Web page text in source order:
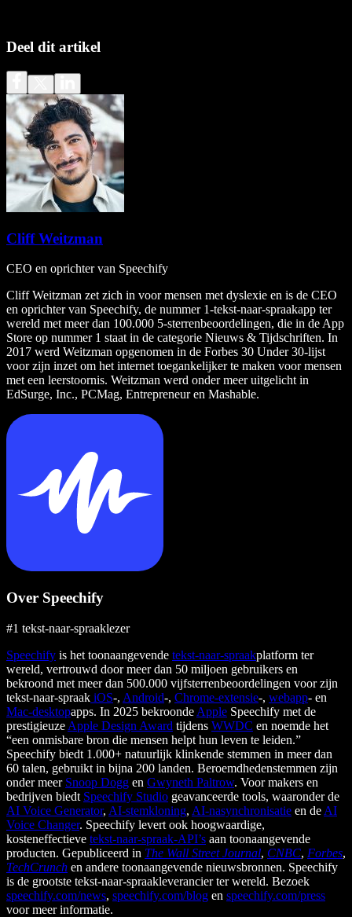
Deel dit artikel
Cliff Weitzman
CEO en oprichter van Speechify
Cliff Weitzman zet zich in voor mensen met dyslexie en is de CEO
en oprichter van Speechify, de nummer 1-tekst-naar-spraakapp ter
wereld met meer dan 100.000 5-sterrenbeoordelingen, die in de App
Store op nummer 1 staat in de categorie Nieuws & Tijdschriften. In
2017 werd Weitzman opgenomen in de Forbes 30 Under 30-lijst
voor zijn inzet om het internet toegankelijker te maken voor mensen
met een leerstoornis. Weitzman werd onder meer uitgelicht in
EdSurge, Inc., PCMag, Entrepreneur en Mashable.
Over Speechify
#1 tekst-naar-spraaklezer
Speechify is het toonaangevende tekst-naar-spraakplatform ter
wereld, vertrouwd door meer dan 50 miljoen gebruikers en
bekroond met meer dan 500.000 vijfsterrenbeoordelingen voor zijn
tekst-naar-spraak iOS-, Android-, Chrome-extensie-, webapp- en
Mac-desktopapps. In 2025 bekroonde Apple Speechify met de
prestigieuze Apple Design Award tijdens WWDC en noemde het
“een onmisbare bron die mensen helpt hun leven te leiden.”
Speechify biedt 1.000+ natuurlijk klinkende stemmen in meer dan
60 talen, gebruikt in bijna 200 landen. Beroemdhedenstemmen zijn
onder meer Snoop Dogg en Gwyneth Paltrow. Voor makers en
bedrijven biedt Speechify Studio geavanceerde tools, waaronder de
AI Voice Generator, AI-stemkloning, AI-nasynchronisatie en de AI
Voice Changer. Speechify levert ook hoogwaardige,
kosteneffectieve tekst-naar-spraak-API’s aan toonaangevende
producten. Gepubliceerd in The Wall Street Journal, CNBC, Forbes,
TechCrunch en andere toonaangevende nieuwsbronnen. Speechify
is de grootste tekst-naar-spraakleverancier ter wereld. Bezoek
speechify.com/news, speechify.com/blog en speechify.com/press
voor meer informatie.